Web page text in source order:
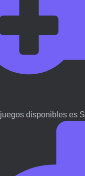
juegos disponibles es